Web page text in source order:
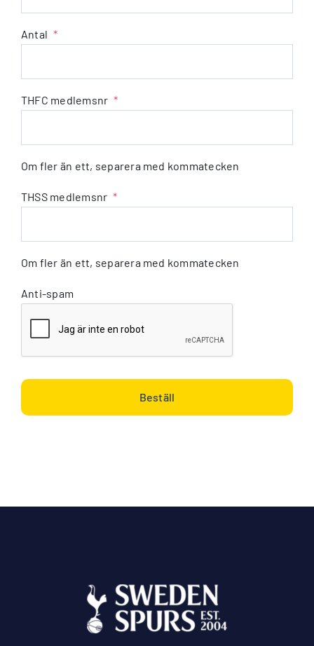
Antal *
THFC medlemsnr *
Om fler än ett, separera med kommatecken
THSS medlemsnr *
Om fler än ett, separera med kommatecken
Anti-spam